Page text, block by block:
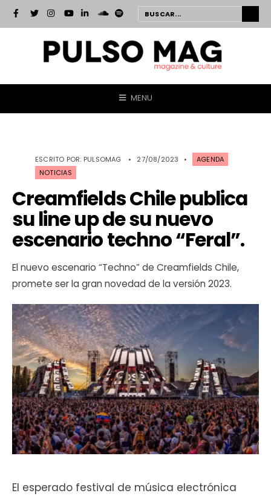
MENU
ESCRITO POR: PULSOMAG • 27/08/2023 •
AGENDA
NOTICIAS
Creamfields Chile publica
su line up de su nuevo
escenario techno “Feral”.
El nuevo escenario “Techno” de Creamfields Chile,
promete ser la gran novedad de la versión 2023.
El esperado festival de música electrónica